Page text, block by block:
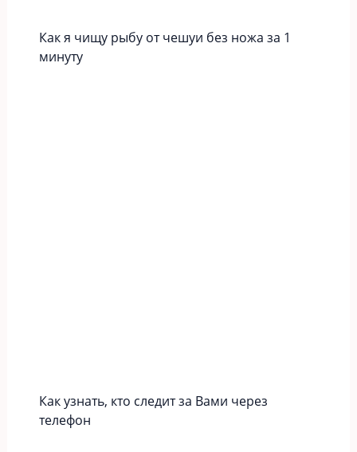
Как я чищу рыбу от чешуи без ножа за 1
минуту
Как узнать, кто следит за Вами через
телефон